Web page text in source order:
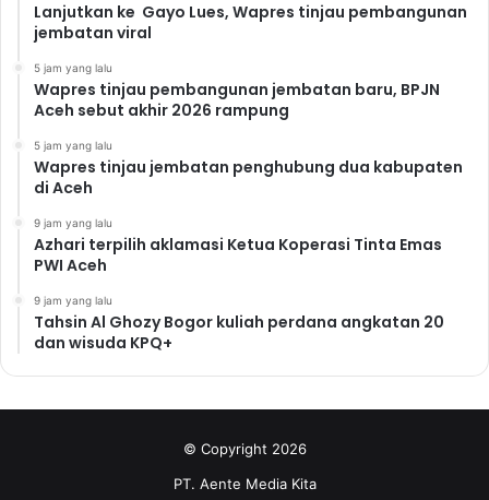
Lanjutkan ke Gayo Lues, Wapres tinjau pembangunan
jembatan viral
5 jam yang lalu
Wapres tinjau pembangunan jembatan baru, BPJN
Aceh sebut akhir 2026 rampung
5 jam yang lalu
Wapres tinjau jembatan penghubung dua kabupaten
di Aceh
9 jam yang lalu
Azhari terpilih aklamasi Ketua Koperasi Tinta Emas
PWI Aceh
9 jam yang lalu
Tahsin Al Ghozy Bogor kuliah perdana angkatan 20
dan wisuda KPQ+
© Copyright 2026
PT. Aente Media Kita